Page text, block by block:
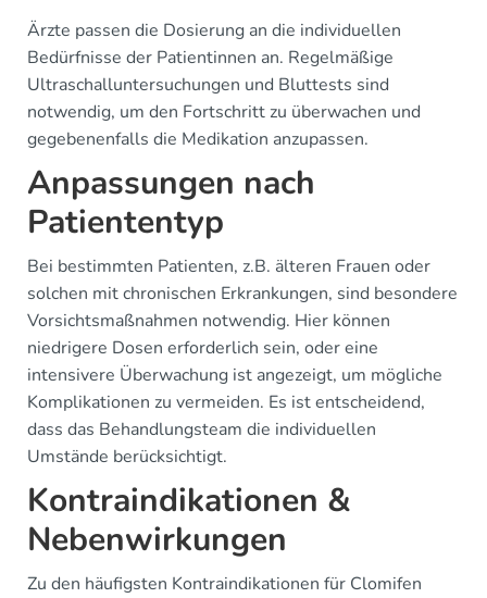
Ärzte passen die Dosierung an die individuellen
Bedürfnisse der Patientinnen an. Regelmäßige
Ultraschalluntersuchungen und Bluttests sind
notwendig, um den Fortschritt zu überwachen und
gegebenenfalls die Medikation anzupassen.
Anpassungen nach
Patiententyp
Bei bestimmten Patienten, z.B. älteren Frauen oder
solchen mit chronischen Erkrankungen, sind besondere
Vorsichtsmaßnahmen notwendig. Hier können
niedrigere Dosen erforderlich sein, oder eine
intensivere Überwachung ist angezeigt, um mögliche
Komplikationen zu vermeiden. Es ist entscheidend,
dass das Behandlungsteam die individuellen
Umstände berücksichtigt.
Kontraindikationen &
Nebenwirkungen
Zu den häufigsten Kontraindikationen für Clomifen